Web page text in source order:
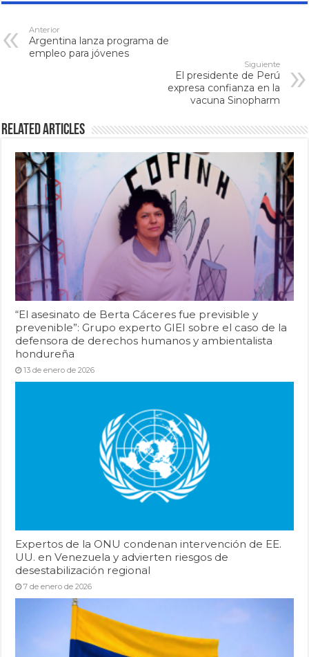
Anterior
Argentina lanza programa de
empleo para jóvenes
Siguiente
El presidente de Perú
expresa confianza en la
vacuna Sinopharm
Related Articles
“El asesinato de Berta Cáceres fue previsible y
prevenible”: Grupo experto GIEI sobre el caso de la
defensora de derechos humanos y ambientalista
hondureña
13 de enero de 2026
Expertos de la ONU condenan intervención de EE.
UU. en Venezuela y advierten riesgos de
desestabilización regional
7 de enero de 2026